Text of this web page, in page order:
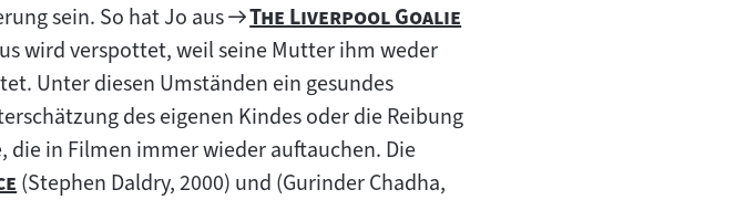
sein. So hat Jo aus
Zum
Filmarchiv:
"
The Liverpool Goalie
wird verspottet, weil seine Mutter ihm weder
Unter diesen Umständen ein gesundes
des eigenen Kindes oder die Reibung
in Filmen immer wieder auftauchen. Die
"(Stephen Daldry, 2000) und (Gurinder Chadha,